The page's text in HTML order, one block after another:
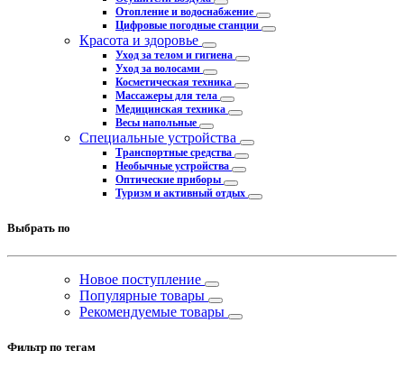
Отопление и водоснабжение
Цифровые погодные станции
Красота и здоровье
Уход за телом и гигиена
Уход за волосами
Косметическая техника
Массажеры для тела
Медицинская техника
Весы напольные
Специальные устройства
Транспортные средства
Необычные устройства
Оптические приборы
Туризм и активный отдых
Выбрать по
Новое поступление
Популярные товары
Рекомендуемые товары
Фильтр по тегам